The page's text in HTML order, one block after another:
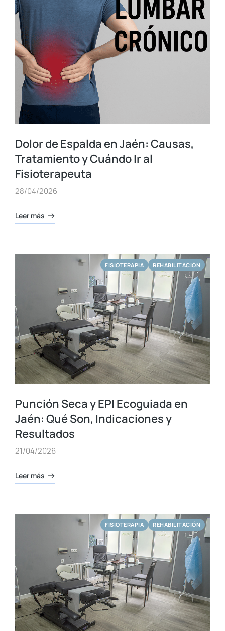
Dolor de Espalda en Jaén: Causas,
Tratamiento y Cuándo Ir al
Fisioterapeuta
28/04/2026
Leer más
FISIOTERAPIA REHABILITACIÓN
Punción Seca y EPI Ecoguiada en
Jaén: Qué Son, Indicaciones y
Resultados
21/04/2026
Leer más
FISIOTERAPIA REHABILITACIÓN